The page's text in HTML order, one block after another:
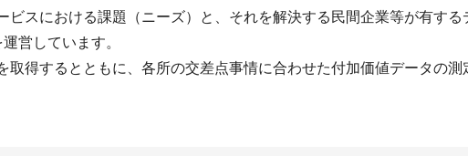
スにおける課題（ニーズ）と、それを解決する民間企業等が有す
営しています。
得するとともに、各所の交差点事情に合わせた付加価値データの